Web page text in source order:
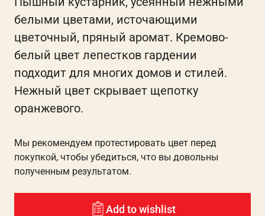
белыми цветами, источающими
цветочный, пряный аромат. Кремово-
белый цвет лепестков гардении
подходит для многих домов и стилей.
Нежный цвет скрывает щепотку
оранжевого.
Мы рекомендуем протестировать цвет перед
покупкой, чтобы убедиться, что вы довольны
полученным результатом.
Add to wishlist